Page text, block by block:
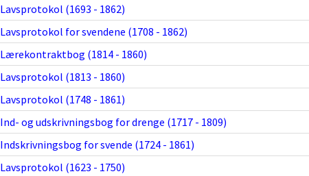
Lavsprotokol (1693 - 1862)
Lavsprotokol for svendene (1708 - 1862)
Lærekontraktbog (1814 - 1860)
Lavsprotokol (1813 - 1860)
Lavsprotokol (1748 - 1861)
Ind- og udskrivningsbog for drenge (1717 - 1809)
Indskrivningsbog for svende (1724 - 1861)
Lavsprotokol (1623 - 1750)